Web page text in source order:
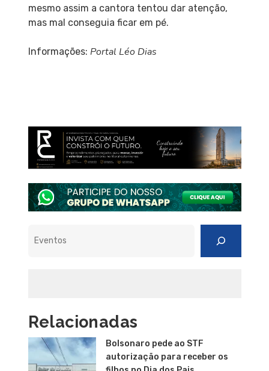
mesmo assim a cantora tentou dar atenção,
mas mal conseguia ficar em pé.
Informações: Portal Léo Dias
Relacionadas
Bolsonaro pede ao STF
autorização para receber os